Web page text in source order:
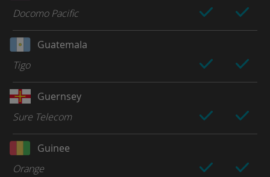
Docomo Pacific
Guatemala
Tigo
Guernsey
Sure Telecom
Guinee
Orange